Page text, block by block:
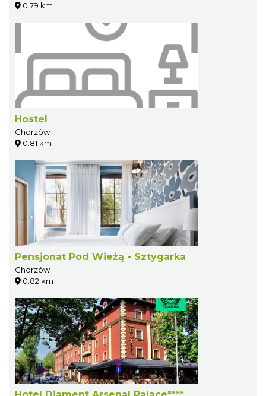
0.79 km
Hostel
Chorzów
0.81 km
Pensjonat Pod Wieżą - Sztygarka
Chorzów
0.82 km